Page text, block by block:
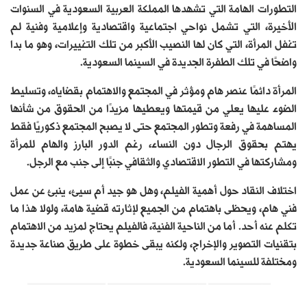
التطورات الهامة التي تشهدها المملكة العربية السعودية في السنوات
الأخيرة، التي تشمل نواحي اجتماعية واقتصادية وإعلامية وفنية لم
تغفل المرأة، التي كان لها النصيب الأكبر من تلك التغييرات، وهو ما بدا
واضحًا في تلك الطفرة الجديدة في السينما السعودية.
المرأة دائمًا عنصر هام ومؤثر في المجتمع والاهتمام بقضاياه، وتسليط
الضوء عليها يعلي من قيمتها ويعطيها مزيدًا من الحقوق من شأنها
المساهمة في رفعة وتطور المجتمع حتى لا يصبح المجتمع ذكوريًا فقط
يهتم بحقوق الرجال دون النساء، رغم الدور البارز والهام للمرأة
ومشاركتها في التطور الاقتصادي والثقافي جنبًا إلى جنب مع الرجل.
اختلاف النقاد حول أهمية الفيلم، وهل هو جيد أم سيئ، ينبئ عن عمل
فني هام، ويحظى باهتمام من الجميع لإثارته قضية هامة، ولولا هذا ما
تكلم عنه أحد. أما من الناحية الفنية، فالفيلم يحتاج لمزيد من الاهتمام
بتقنيات التصوير والإخراج، ولكنه يبقى خطوة على طريق صناعة جديدة
ومختلفة للسينما السعودية.